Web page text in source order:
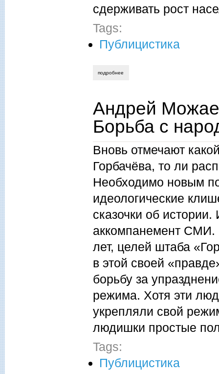
сдерживать рост
Tags:
Публицистика
подробнее
Андрей
Борьба с
Вновь отмечают
Горбачёва, то ли
Необходимо новым
идеологические
сказочки об
аккомпанемент СМИ.
лет, целей штаба
в этой своей
борьбу за
режима. Хотя эти
укрепляли свой
людишки простые
Tags:
Публицистика